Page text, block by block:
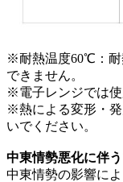
※耐熱温度60℃：耐
できません。
※電子レンジでは使
※熱による変形・
いでください。
中東情勢悪化に伴
中東情勢の影響に